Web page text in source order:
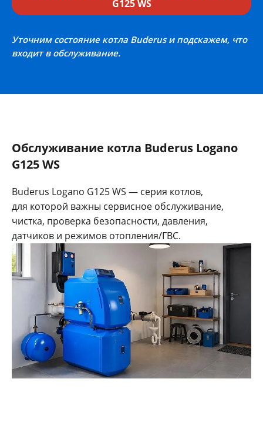
G125 WS
Уточним состояние котла Buderus и подскажем, что
входит в обслуживание.
Обслуживание котла Buderus Logano
G125 WS
Buderus Logano G125 WS — серия котлов,
для которой важны сервисное обслуживание,
чистка, проверка безопасности, давления,
датчиков и режимов отопления/ГВС.